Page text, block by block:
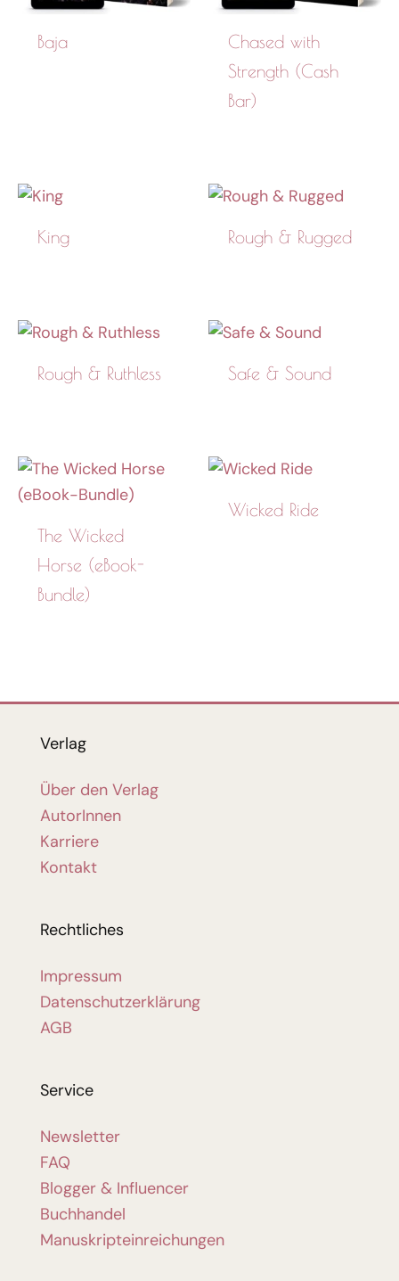
Baja
Chased with
Strength (Cash
Bar)
King Rough & Rugged
Rough & Ruthless Safe & Sound
The Wicked
Horse (eBook-
Bundle)
Wicked Ride
Verlag
Über den Verlag
AutorInnen
Karriere
Kontakt
Rechtliches
Impressum
Datenschutzerklärung
AGB
Service
Newsletter
FAQ
Blogger & Influencer
Buchhandel
Manuskripteinreichungen